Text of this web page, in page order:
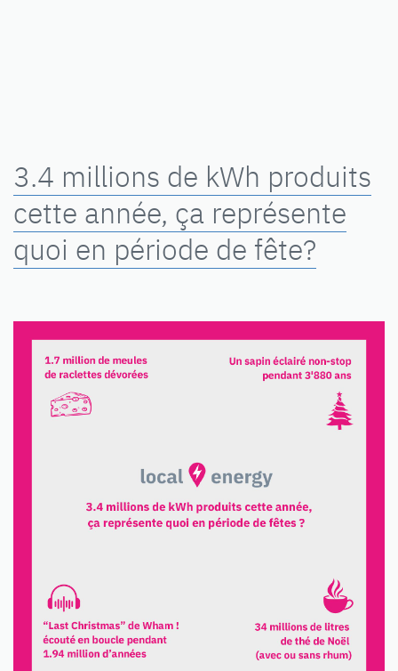
3.4 millions de kWh produits
cette année, ça représente
quoi en période de fête?